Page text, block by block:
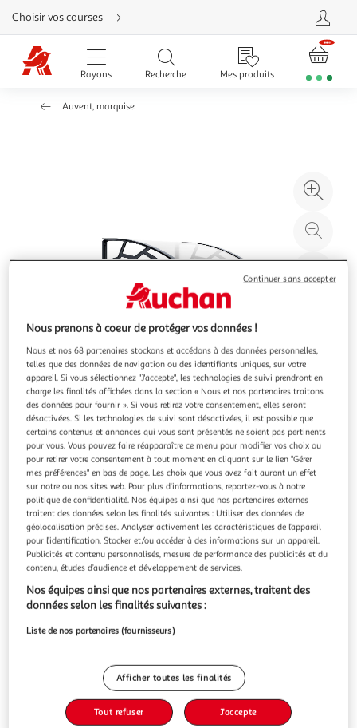
Aller
directement
au
contenu
Aller
directement
Aller
Choisir vos courses
Rayons Recherche Mes produits
Auvent, marquise
à
100
le
Illustration
précédente
Illustration
suivante
ART PLAST
Auvent de porte d'entrée et fenêtre 100 x 100 cm -
polycarbonate anti uv marquise extérieure bras
polypropylène art plast
Vous cherchez une solution efficace pour abriter votre
entrée de la pluie, de la neige et des rayons UV, tout en
apportant une touche moderne à votre façade ?L'auvent de
porte entrée transparent 100 x 100 cm Art Plast protège
votre porte et votre seuil des intempéries tout en laissant
passer la lumi
En savoir +
Vendu par Univers du Pro
Livr. ou retrait dès 2/3 jours
Livraison offerte
Plus d'options
99,00€
Ajouter au panier
Ajouter à une liste
Nous prenons à coeur de protéger vos données !
Nous et nos 68 partenaires stockons et accédons à des données personnelles,
telles que des données de navigation ou des identifiants uniques, sur votre
appareil. Si vous sélectionnez "J'accepte", les technologies de suivi prendront en
charge les finalités affichées dans la section « Nous et nos partenaires traitons
des données pour fournir ». Si vous retirez votre consentement, elles seront
désactivées. Si les technologies de suivi sont désactivées, il est possible que
certains contenus et annonces qui vous sont présentés ne soient pas pertinents
pour vous. Vous pouvez faire réapparaître ce menu pour modifier vos choix ou
pour retirer votre consentement à tout moment en cliquant sur le lien "Gérer
mes préférences" en bas de page. Les choix que vous avez fait auront un effet
sur notre ou nos sites web. Pour plus d’informations, reportez-vous à notre
politique de confidentialité. Nos équipes ainsi que nos partenaires externes
traitent des données selon les finalités suivantes : Utiliser des données de
géolocalisation précises. Analyser activement les caractéristiques de l’appareil
pour l’identification. Stocker et/ou accéder à des informations sur un appareil.
Publicités et contenu personnalisés, mesure de performance des publicités et du
contenu, études d’audience et développement de services.
Nos équipes ainsi que nos partenaires externes, traitent des
données selon les finalités suivantes :
Liste de nos partenaires (fournisseurs)
Afficher toutes les finalités
Tout refuser J'accepte
Continuer sans accepter